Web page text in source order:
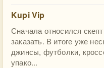
Kupi Vip
Сначала относился
заказать. В итоге уже
джинсы, футболки,
упако...